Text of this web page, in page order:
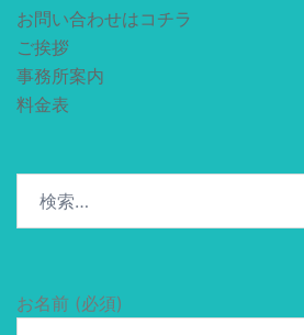
お問い合わせはコチラ
ご挨拶
事務所案内
料金表
お名前 (必須)